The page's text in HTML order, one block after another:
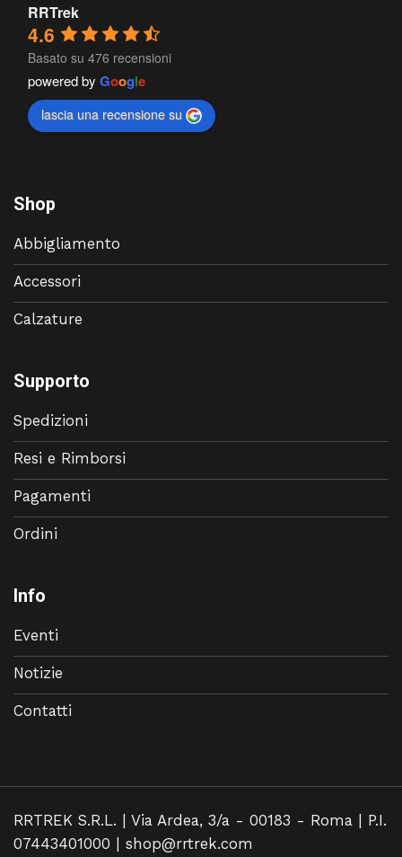
RRTrek
4.6
Basato su 476 recensioni
powered by Google
lascia una recensione su
Shop
Abbigliamento
Accessori
Calzature
Supporto
Spedizioni
Resi e Rimborsi
Pagamenti
Ordini
Info
Eventi
Notizie
Contatti
RRTREK S.R.L. | Via Ardea, 3/a - 00183 - Roma | P.I.
07443401000 | shop@rrtrek.com